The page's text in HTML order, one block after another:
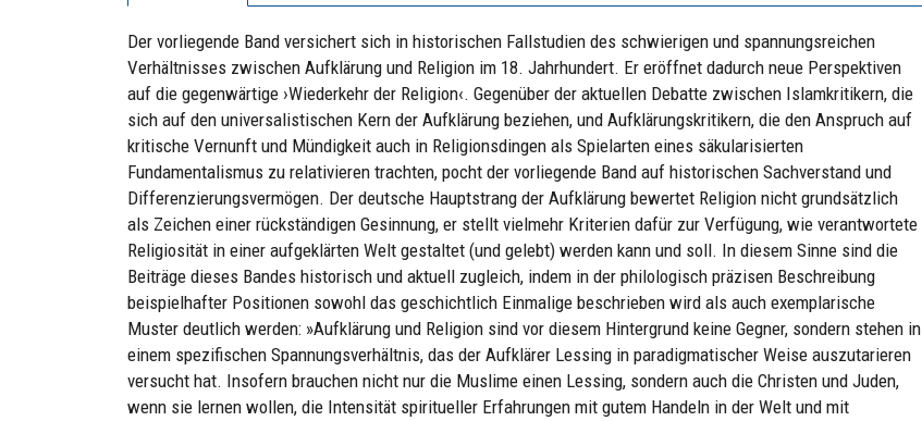
Der vorliegende Band versichert sich in historischen Fallstudien des schwierigen und spannungsreichen
Verhältnisses zwischen Aufklärung und Religion im 18. Jahrhundert. Er eröffnet dadurch neue Perspektiven
auf die gegenwärtige ›Wiederkehr der Religion‹. Gegenüber der aktuellen Debatte zwischen Islamkritikern, die
sich auf den universalistischen Kern der Aufklärung beziehen, und Aufklärungskritikern, die den Anspruch auf
kritische Vernunft und Mündigkeit auch in Religionsdingen als Spielarten eines säkularisierten
Fundamentalismus zu relativieren trachten, pocht der vorliegende Band auf historischen Sachverstand und
Differenzierungsvermögen. Der deutsche Hauptstrang der Aufklärung bewertet Religion nicht grundsätzlich
als Zeichen einer rückständigen Gesinnung, er stellt vielmehr Kriterien dafür zur Verfügung, wie verantwortete
Religiosität in einer aufgeklärten Welt gestaltet (und gelebt) werden kann und soll. In diesem Sinne sind die
Beiträge dieses Bandes historisch und aktuell zugleich, indem in der philologisch präzisen Beschreibung
beispielhafter Positionen sowohl das geschichtlich Einmalige beschrieben wird als auch exemplarische
Muster deutlich werden: »Aufklärung und Religion sind vor diesem Hintergrund keine Gegner, sondern stehen in
einem spezifischen Spannungsverhältnis, das der Aufklärer Lessing in paradigmatischer Weise auszutarieren
versucht hat. Insofern brauchen nicht nur die Muslime einen Lessing, sondern auch die Christen und Juden,
wenn sie lernen wollen, die Intensität spiritueller Erfahrungen mit gutem Handeln in der Welt und mit